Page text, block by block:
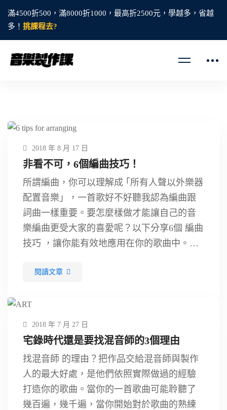
滿4500折500，滿8000折1000，最高折2500元，學越多，省越
多！ 挑課程去?
2018 年 8 月 17 日
非看不可，6個編曲技巧！
所謂編曲，你可以理解成 ｢所有人聲以外樂器
配置音樂」，一首歌好不好聽我認為編曲跟
詞曲一樣重要。要怎麼樣做才能讓自己的音
樂編曲更受大家的喜愛呢？以下分享6個 編曲
技巧 ，讓你能有效地應用在你的歌曲中。讓
富度提高。但是同一個時間內多個主角，其
閱讀文章
2018 年 7 月 27 日
宅錄時代還是要找混音師的3個理由
找混音師 的理由？把作品交給混音師與製作
人的最大好處，是他們依照實際做過的經驗
打造你的歌曲。當你的一首歌曲可能聆聽了
幾百遍，幾千遍，當你開始對於歌曲的熟練